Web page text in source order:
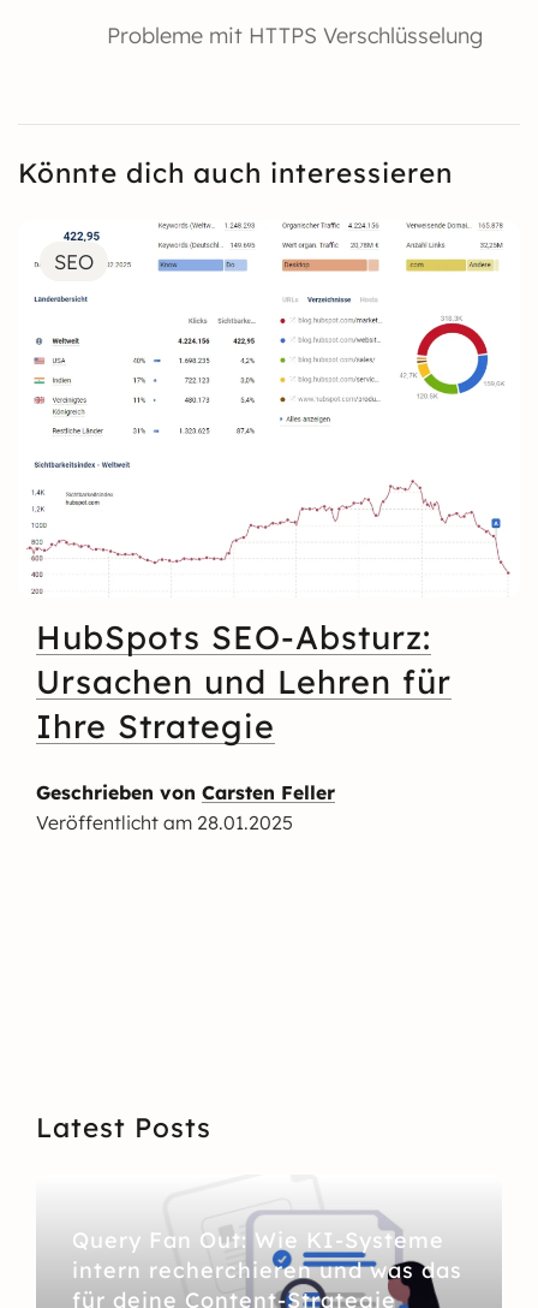
Probleme mit HTTPS Verschlüsselung
Könnte dich auch interessieren
SEO
HubSpots SEO-Absturz:
Ursachen und Lehren für
Ihre Strategie
Geschrieben von Carsten Feller
Veröffentlicht am 28.01.2025
Latest Posts
Query Fan Out: Wie KI-Systeme
intern recherchieren und was das
für deine Content-Strategie